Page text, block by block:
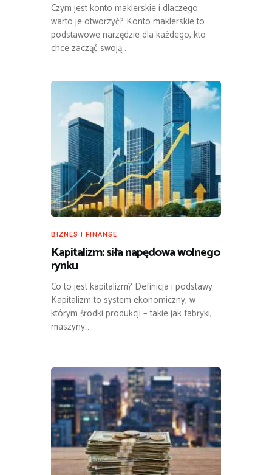
Czym jest konto maklerskie i dlaczego
warto je otworzyć? Konto maklerskie to
podstawowe narzędzie dla każdego, kto
chce zacząć swoją…
BIZNES I FINANSE
Kapitalizm: siła napędowa wolnego
rynku
Co to jest kapitalizm? Definicja i podstawy
Kapitalizm to system ekonomiczny, w
którym środki produkcji – takie jak fabryki,
maszyny…